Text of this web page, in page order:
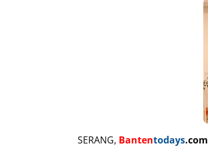
SERANG, Bantentodays.com